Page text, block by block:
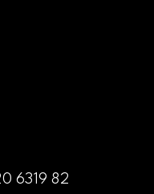
6319 82